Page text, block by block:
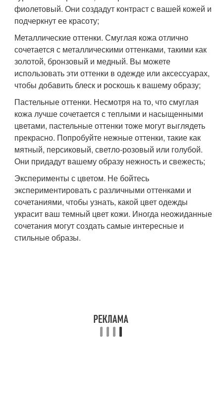
фиолетовый. Они создадут контраст с вашей кожей и
подчеркнут ее красоту;
Металлические оттенки. Смуглая кожа отлично
сочетается с металлическими оттенками, такими как
золотой, бронзовый и медный. Вы можете
использовать эти оттенки в одежде или аксессуарах,
чтобы добавить блеск и роскошь к вашему образу;
Пастельные оттенки. Несмотря на то, что смуглая
кожа лучше сочетается с теплыми и насыщенными
цветами, пастельные оттенки тоже могут выглядеть
прекрасно. Попробуйте нежные оттенки, такие как
мятный, персиковый, светло-розовый или голубой.
Они придадут вашему образу нежность и свежесть;
Эксперименты с цветом. Не бойтесь
экспериментировать с различными оттенками и
сочетаниями, чтобы узнать, какой цвет одежды
украсит ваш темный цвет кожи. Иногда неожиданные
сочетания могут создать самые интересные и
стильные образы.